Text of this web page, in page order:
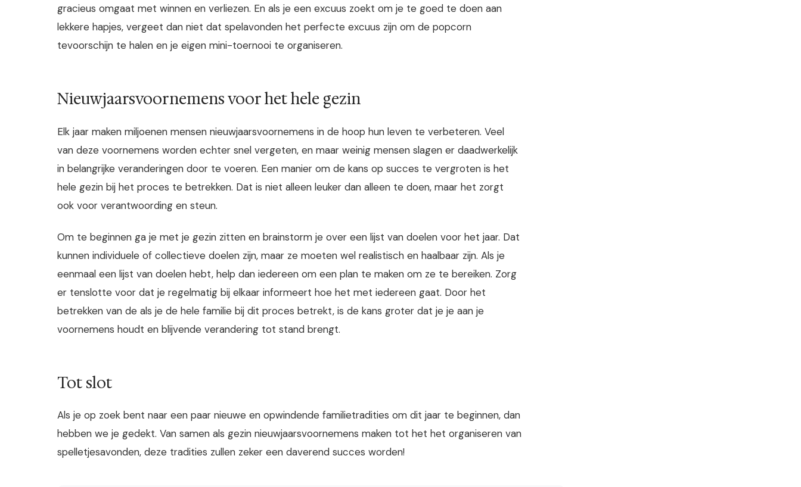
gracieus omgaat met winnen en verliezen. En als je een excuus zoekt om je te goed te doen aan
lekkere hapjes, vergeet dan niet dat spelavonden het perfecte excuus zijn om de popcorn
tevoorschijn te halen en je eigen mini-toernooi te organiseren.
Nieuwjaarsvoornemens voor het hele gezin
Elk jaar maken miljoenen mensen nieuwjaarsvoornemens in de hoop hun leven te verbeteren. Veel
van deze voornemens worden echter snel vergeten, en maar weinig mensen slagen er daadwerkelijk
in belangrijke veranderingen door te voeren. Een manier om de kans op succes te vergroten is het
hele gezin bij het proces te betrekken. Dat is niet alleen leuker dan alleen te doen, maar het zorgt
ook voor verantwoording en steun.
Om te beginnen ga je met je gezin zitten en brainstorm je over een lijst van doelen voor het jaar. Dat
kunnen individuele of collectieve doelen zijn, maar ze moeten wel realistisch en haalbaar zijn. Als je
eenmaal een lijst van doelen hebt, help dan iedereen om een plan te maken om ze te bereiken. Zorg
er tenslotte voor dat je regelmatig bij elkaar informeert hoe het met iedereen gaat. Door het
betrekken van de als je de hele familie bij dit proces betrekt, is de kans groter dat je je aan je
voornemens houdt en blijvende verandering tot stand brengt.
Tot slot
Als je op zoek bent naar een paar nieuwe en opwindende familietradities om dit jaar te beginnen, dan
hebben we je gedekt. Van samen als gezin nieuwjaarsvoornemens maken tot het het organiseren van
spelletjesavonden, deze tradities zullen zeker een daverend succes worden!